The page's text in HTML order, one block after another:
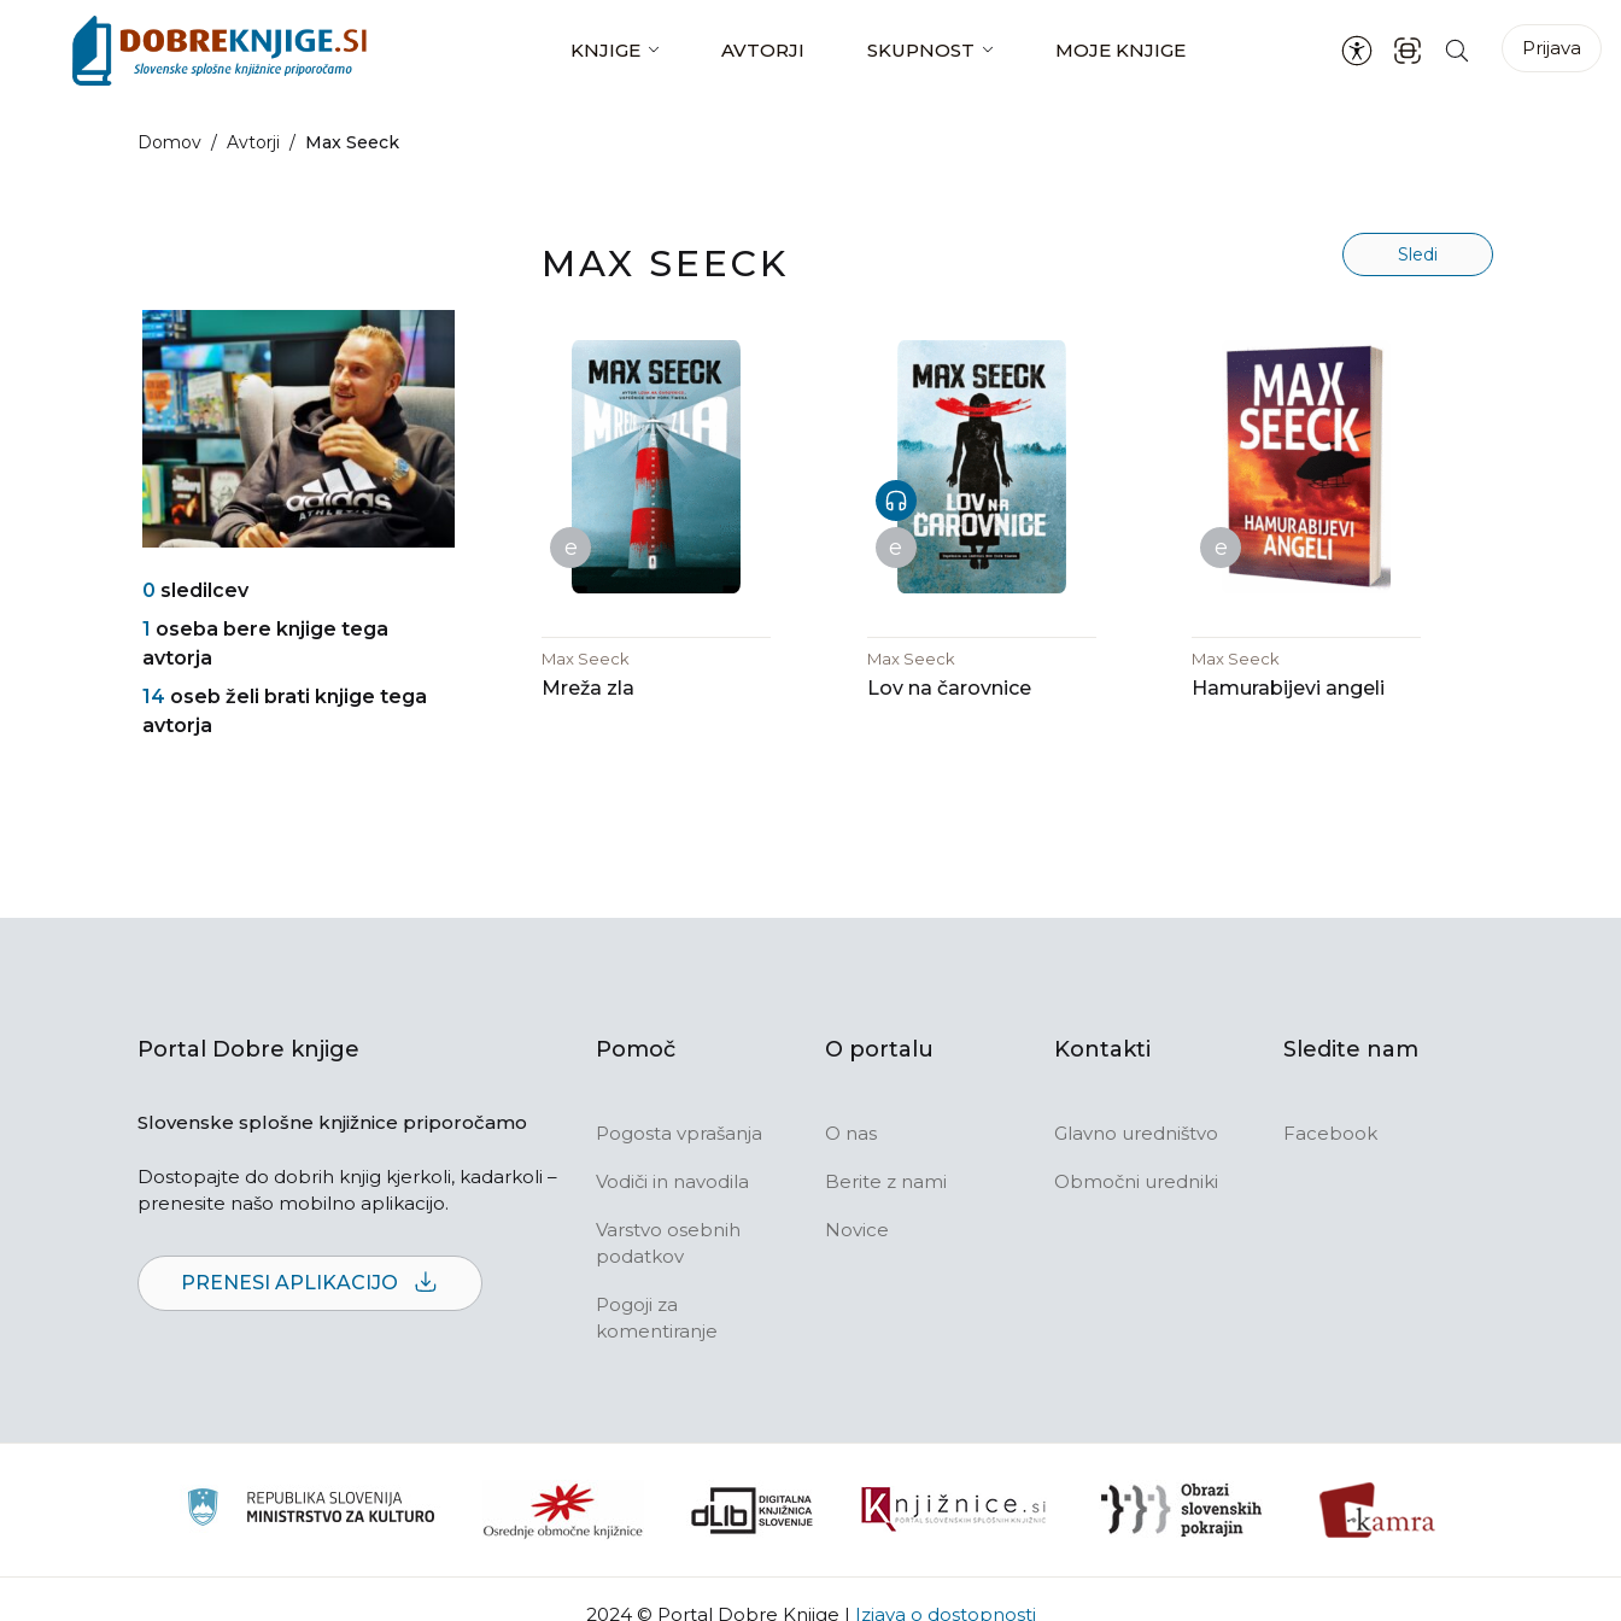
KNJIGE AVTORJI SKUPNOST MOJE KNJIGE Prijava
Domov / Avtorji / Max Seeck
0 sledilcev
1 oseba bere knjige tega
avtorja
14 oseb želi brati knjige tega
avtorja
MAX SEECK Sledi
e
Max Seeck
Mreža zla
e
Max Seeck
Lov na čarovnice
e
Max Seeck
Hamurabijevi angeli
Portal Dobre knjige
Slovenske splošne knjižnice priporočamo
Dostopajte do dobrih knjig kjerkoli, kadarkoli –
prenesite našo mobilno aplikacijo.
PRENESI APLIKACIJO
Pomoč
Pogosta vprašanja
Vodiči in navodila
Varstvo osebnih
podatkov
Pogoji za
komentiranje
O portalu
O nas
Berite z nami
Novice
Kontakti
Glavno uredništvo
Območni uredniki
Sledite nam
Facebook
2024 © Portal Dobre Knjige | Izjava o dostopnosti